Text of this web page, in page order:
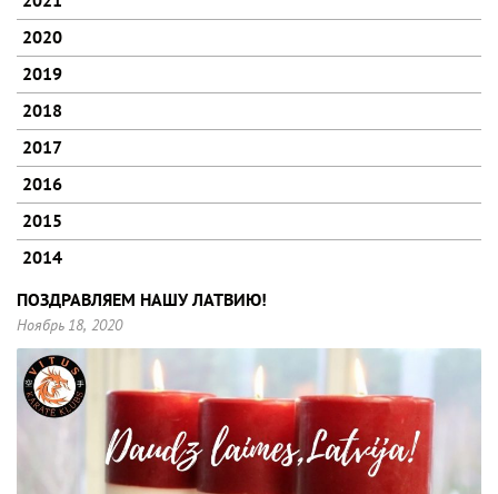
2020
2019
2018
2017
2016
2015
2014
ПОЗДРАВЛЯЕМ НАШУ ЛАТВИЮ!
Ноябрь 18, 2020